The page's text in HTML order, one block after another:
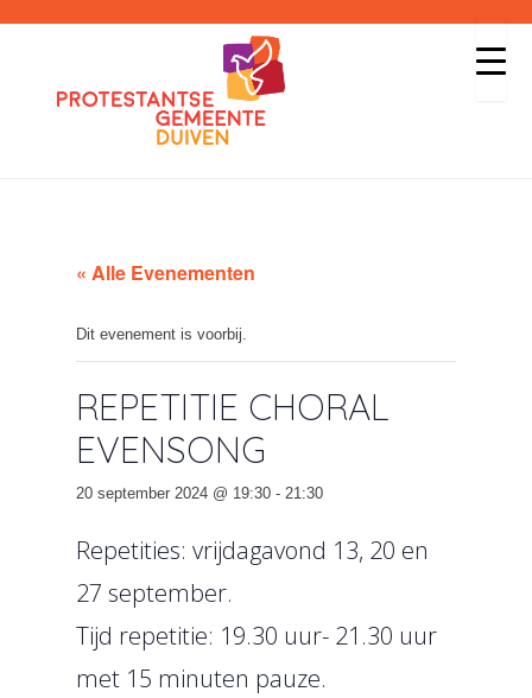
« Alle Evenementen
Dit evenement is voorbij.
REPETITIE CHORAL
EVENSONG
20 september 2024 @ 19:30 - 21:30
Repetities: vrijdagavond 13, 20 en
27 september.
Tijd repetitie: 19.30 uur- 21.30 uur
met 15 minuten pauze.